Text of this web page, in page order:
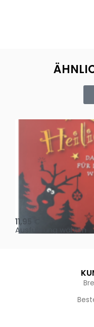
Oh, heilige Nacht!
11,95
Ausführung wählen